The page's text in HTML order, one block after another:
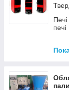
печі